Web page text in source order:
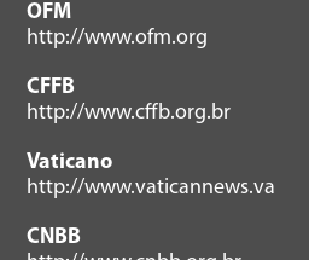
OFM
http://www.ofm.org
CFFB
http://www.cffb.org.br
Vaticano
http://www.vaticannews.va
CNBB